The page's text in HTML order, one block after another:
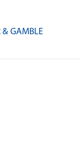
& GAMBLE